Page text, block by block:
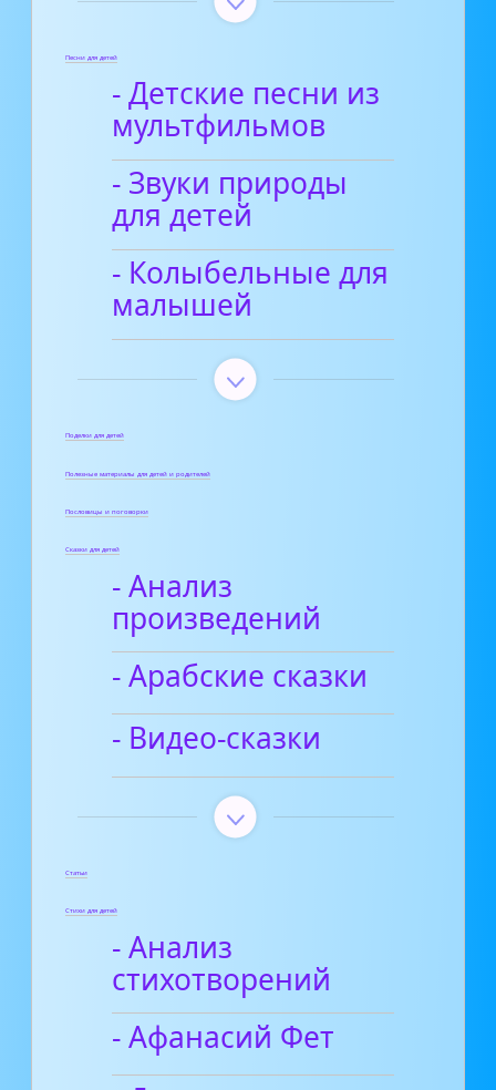
Песни для детей
- Детские песни из
мультфильмов
- Звуки природы
для детей
- Колыбельные для
малышей
Поделки для детей
Полезные материалы для детей и родителей
Пословицы и поговорки
Сказки для детей
- Анализ
произведений
- Арабские сказки
- Видео-сказки
Статьи
Стихи для детей
- Анализ
стихотворений
- Афанасий Фет